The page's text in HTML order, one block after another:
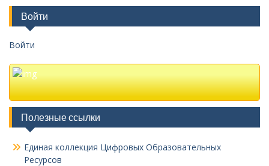
Войти
Войти
Полезные ссылки
Единая коллекция Цифровых Образовательных
Ресурсов